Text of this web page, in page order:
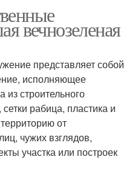
вечнозеленая
представляет собой
исполняющее
из строительного
рабица, пластика и
от
чужих взглядов,
участка или построек